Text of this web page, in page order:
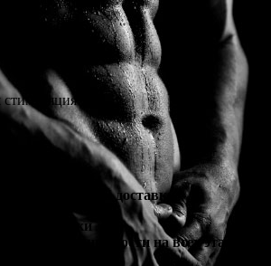
стимуляция
самой быстрой доставки
от подделки
полной анонимности на всех этапах